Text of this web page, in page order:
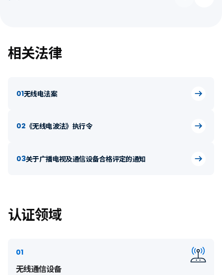
相关法律
01无线电法案
02 《无线电波法》执行令
03关于广播电视及通信设备合格评定的通知
认证领域
01
无线通信设备